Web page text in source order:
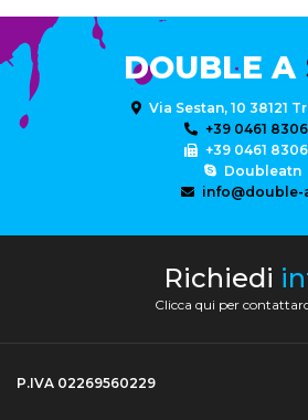
DOUBLE A
Via Sestan, 10 38121
+39 0461
+39 0461
Doubleatn
info@double-
Richiedi
Clicca qui per
P.IVA 02269560229